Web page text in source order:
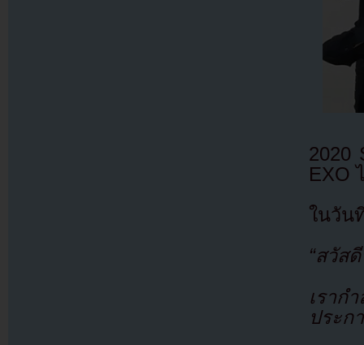
2020
EXO
ในวัน
“สวัส
เรา
ประก